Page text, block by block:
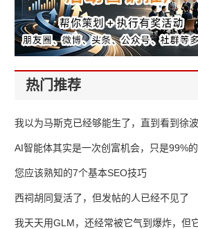
热门推荐
我以为马斯克已经够能生了，直到看到
AI智能体其实是一次创富机会，只是99%
错过了
您应该熟知的7个基本SEO技巧
西祠胡同复活了，但发帖的人已经不见了
我天天用GLM，还经常被它气到爆炸，但